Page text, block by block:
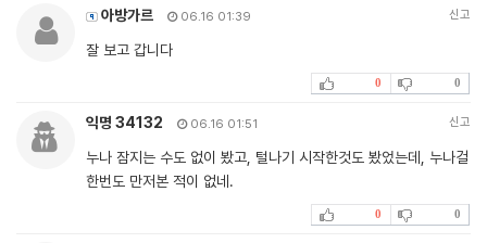
아방가르 06.16 01:39 신고
잘 보고 갑니다
0 0
익명 34132 06.16 01:51 신고
누나 잠지는 수도 없이 봤고, 털나기 시작한것도 봤었는데, 누나걸
한번도 만저본 적이 없네.
0 0